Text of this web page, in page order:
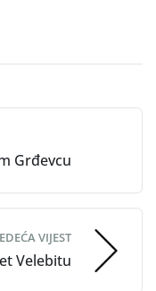
Grđevcu
VIJEST
Velebitu